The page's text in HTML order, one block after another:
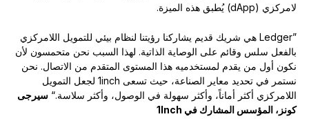
لامركزي (dApp) يُطبق هذه الميزة.
”Ledger هي شريك قديم يشاركنا رؤيتنا لنظام بيئي للتمويل اللامركزي
بالفعل سلس وقائم على الوصاية الذاتية. لهذا السبب نحن متحمسون لأن
نكون أول من يقدم لمستخدميه هذا المستوى المتقدم من الاتصال. نحن
نستمر في تحديد معاير الصناعة، حيث تسعى 1inch لجعل التمويل
اللامركزي أكثر أماناً، وأكثر سهولة في الوصول، وأكثر سلاسة.“ سيرجى
كونز، المؤسس المشارك في 1Inch